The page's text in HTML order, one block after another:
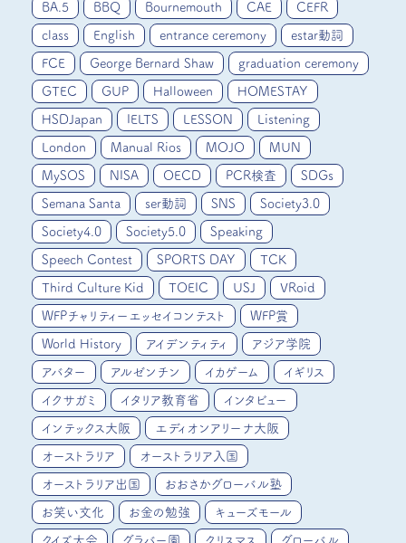
BA.5 BBQ Bournemouth CAE CEFR
class English entrance ceremony estar動詞
FCE George Bernard Shaw graduation ceremony
GTEC GUP Halloween HOMESTAY
HSDJapan IELTS LESSON Listening
London Manual Rios MOJO MUN
MySOS NISA OECD PCR検査 SDGs
Semana Santa ser動詞 SNS Society3.0
Society4.0 Society5.0 Speaking
Speech Contest SPORTS DAY TCK
Third Culture Kid TOEIC USJ VRoid
WFPチャリティーエッセイコンテスト WFP賞
World History アイデンティティ アジア学院
アバター アルゼンチン イカゲーム イギリス
イクサガミ イタリア教育省 インタビュー
インテックス大阪 エディオンアリーナ大阪
オーストラリア オーストラリア入国
オーストラリア出国 おおさかグローバル塾
お笑い文化 お金の勉強 キューズモール
クイズ大会 グラバー園 クリスマス グローバル